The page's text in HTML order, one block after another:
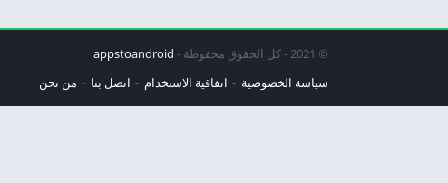
© 2021 - كل الحقوق محفوظة -
appstoandroid
سياسة الخصوصية
اتفاقية الاستخدام اتصل بنا من نحن